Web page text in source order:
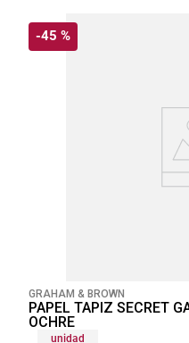
-45 %
GRAHAM & BROWN
PAPEL TAPIZ SECRET
OCHRE
unidad